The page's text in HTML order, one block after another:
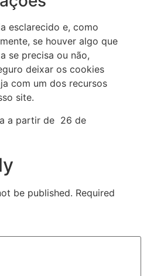
esclarecido e, como
se houver algo que
se precisa ou não,
deixar os cookies
com um dos recursos
site.
a partir de 26 de
be published. Required